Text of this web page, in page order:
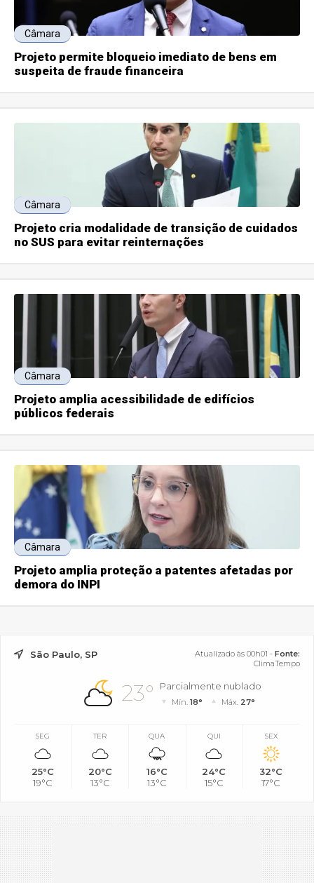
Câmara
Projeto permite bloqueio imediato de bens em
suspeita de fraude financeira
Câmara
Projeto cria modalidade de transição de cuidados
no SUS para evitar reinternações
Câmara
Projeto amplia acessibilidade de edifícios
públicos federais
Câmara
Projeto amplia proteção a patentes afetadas por
demora do INPI
São Paulo, SP Atualizado às 00h01 - Fonte:
ClimaTempo
23° Parcialmente nublado
Mín.18° Máx. 27°
SEG
25°C
19°C
TER
20°C
13°C
QUA
16°C
13°C
QUI
24°C
15°C
SEX
32°C
17°C